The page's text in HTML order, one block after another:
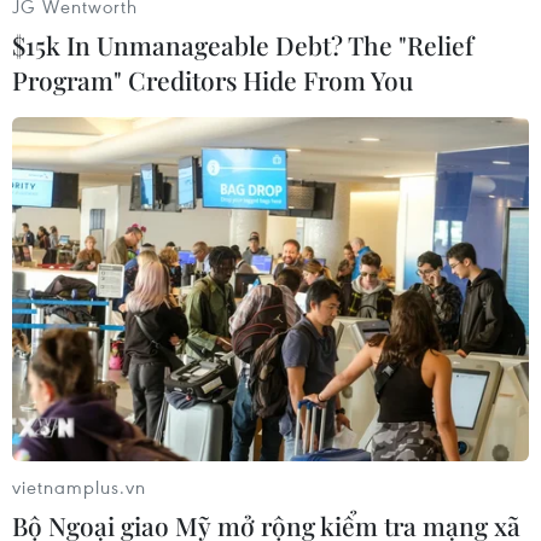
[Đức: SPD vượt qua liên đảng CDU/CSU lần
đầu tiên trong 15 năm]
Một cuộc thăm dò khác do báo Focus công bố
trước đó một ngày cho biết SPD và CDU/CSU
đang bám đuổi nhau sít sao khi cùng giành
được 23% số phiếu ủng hộ (SPD tăng 2% và
CDU/CSU giảm 1%).
Ba ngày trước, kết quả cuộc thăm dò do Viện
Forsa tiến hành cho biết, với 23% tỷ lệ ủng hộ,
SPD lần đầu tiên vượt qua liên đảng bảo thủ
(được 22%) trong 15 năm qua, trở thành chính
đảng mạnh nhất ở Đức.
Cùng với xu hướng tăng điểm của SPD ở cấp
JG Wentworth
$15k In Unmanageable Debt? The "Relief
Program" Creditors Hide From You
vietnamplus.vn
Bộ Ngoại giao Mỹ mở rộng kiểm tra mạng xã